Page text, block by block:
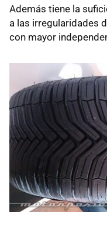
Además tiene la
a las irregularidades
con mayor